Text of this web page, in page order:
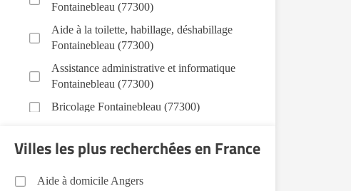
Fontainebleau (77300)
Aide à la toilette, habillage, déshabillage
Fontainebleau (77300)
Assistance administrative et informatique
Fontainebleau (77300)
Bricolage Fontainebleau (77300)
Jardinage Fontainebleau (77300)
Aide aux courses Fontainebleau (77300)
Villes les plus recherchées en France
Aide à domicile Angers